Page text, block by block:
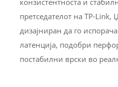
претседателот на TP-
дизајниран да го
латенција, подобри
постабилни врски во